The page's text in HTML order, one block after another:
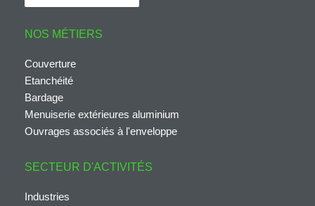
NOS MÉTIERS
Couverture
Etanchéité
Bardage
Menuiserie extérieures aluminium
Ouvrages associés à l'enveloppe
SECTEUR D'ACTIVITÉS
Industries